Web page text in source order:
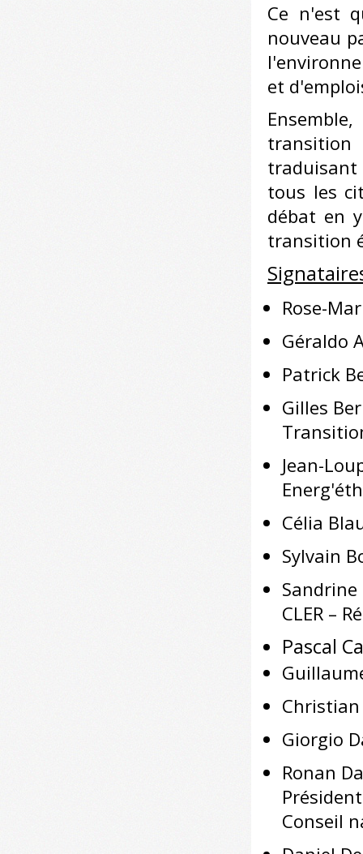
Ce n'est
nouveau
et
traduisant
tous les
débat en
transition
Rose-
Géraldo
Patrick
Gilles
Jean-
Célia
Sylvain
CLER –
Pascal
Giorgio
Ronan
Conseil